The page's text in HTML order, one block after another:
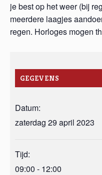
je best op het weer (bij
meerdere laagjes
regen. Horloges mogen
GEGEVENS
Datum:
zaterdag 29 april 2023
Tijd:
09:00 - 12:00